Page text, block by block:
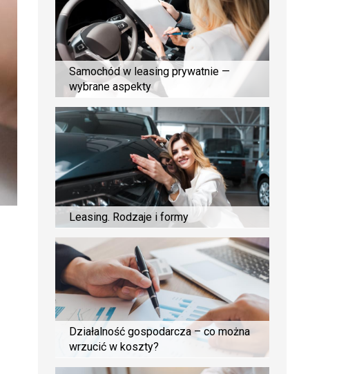
Samochód w leasing prywatnie —
wybrane aspekty
Leasing. Rodzaje i formy
Działalność gospodarcza – co można
wrzucić w koszty?